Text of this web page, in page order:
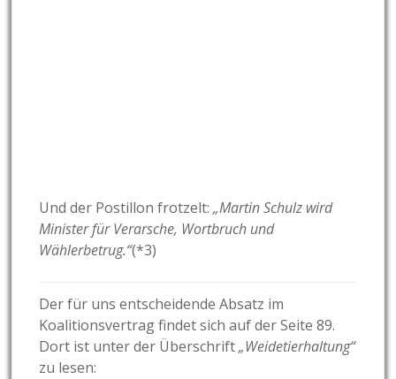
Und der Postillon frotzelt:„Martin Schulz wird
Minister für Verarsche, Wortbruch und
Wählerbetrug.“(*3)
Der für uns entscheidende Absatz im
Koalitionsvertrag findet sich auf der Seite 89.
Dort ist unter der Überschrift„Weidetierhaltung“
zu lesen: